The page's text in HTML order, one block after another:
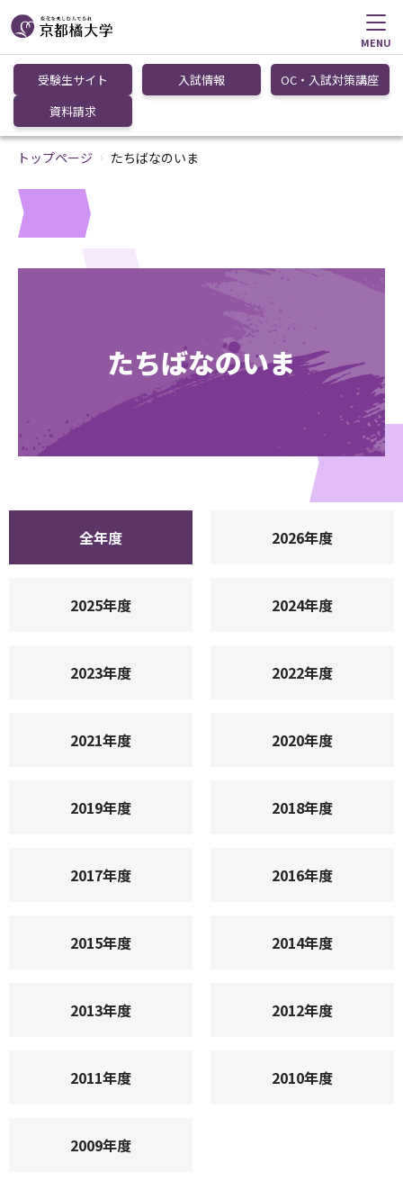
MENU
受験生サイト 入試情報
OC・入試対策講座
資料請求
トップページ たちばなのいま
たちばなのいま
全年度 2026年度
2025年度 2024年度
2023年度 2022年度
2021年度 2020年度
2019年度 2018年度
2017年度 2016年度
2015年度 2014年度
2013年度 2012年度
2011年度 2010年度
2009年度